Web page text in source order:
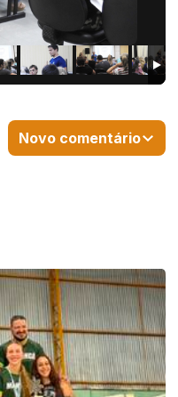
Novo comentário